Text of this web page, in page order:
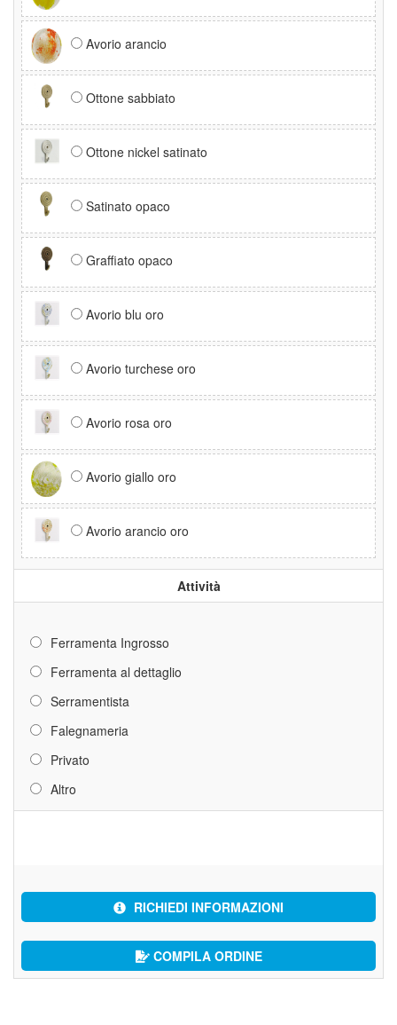
Avorio arancio
Ottone sabbiato
Ottone nickel satinato
Satinato opaco
Graffiato opaco
Avorio blu oro
Avorio turchese oro
Avorio rosa oro
Avorio giallo oro
Avorio arancio oro
Attività
Ferramenta Ingrosso
Ferramenta al dettaglio
Serramentista
Falegnameria
Privato
Altro
RICHIEDI INFORMAZIONI
COMPILA ORDINE